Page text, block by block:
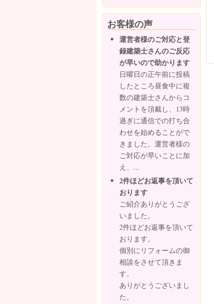
お客様の声
運営者様のご対応と登
録建築士さんのご反応
が早いので助かります
日曜日の正午前に投稿
したところ昼食中に複
数の建築士さんからコ
メントを頂戴し、13時
過ぎに通信での打ち合
わせを始めることがで
きました。運営者様の
ご対応が早いことに加
え、...
2件ほどお返事を頂いて
おります
ご紹介ありがとうござ
いました。
2件ほどお返事を頂いて
おります。
個別にリフォームの御
相談をさせて頂きま
す。
ありがとうございまし
た。